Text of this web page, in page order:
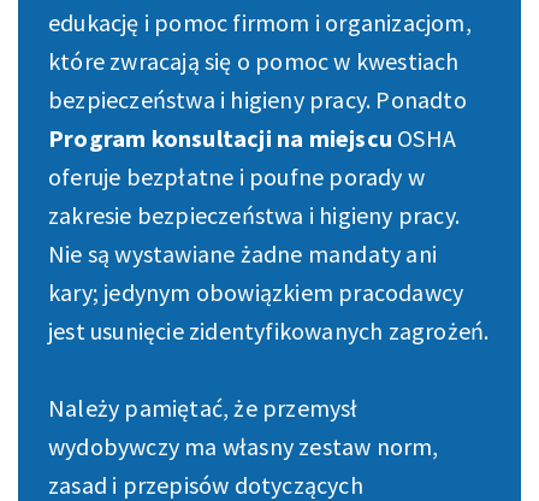
edukację i pomoc firmom i organizacjom,
które zwracają się o pomoc w kwestiach
bezpieczeństwa i higieny pracy. Ponadto
Program konsultacji na miejscu OSHA
oferuje bezpłatne i poufne porady w
zakresie bezpieczeństwa i higieny pracy.
Nie są wystawiane żadne mandaty ani
kary; jedynym obowiązkiem pracodawcy
jest usunięcie zidentyfikowanych zagrożeń.
Należy pamiętać, że przemysł
wydobywczy ma własny zestaw norm,
zasad i przepisów dotyczących